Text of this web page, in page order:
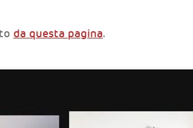
da questa pagina.